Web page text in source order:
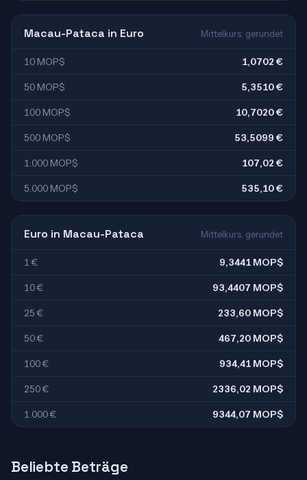
Macau-Pataca in Euro Mittelkurs, gerundet
10 MOP$ 1,0702 €
50 MOP$ 5,3510 €
100 MOP$ 10,7020 €
500 MOP$ 53,5099 €
1.000 MOP$ 107,02 €
5.000 MOP$ 535,10 €
Euro in Macau-Pataca Mittelkurs, gerundet
1 € 9,3441 MOP$
10 € 93,4407 MOP$
25 € 233,60 MOP$
50 € 467,20 MOP$
100 € 934,41 MOP$
250 € 2336,02 MOP$
1.000 € 9344,07 MOP$
Beliebte Beträge